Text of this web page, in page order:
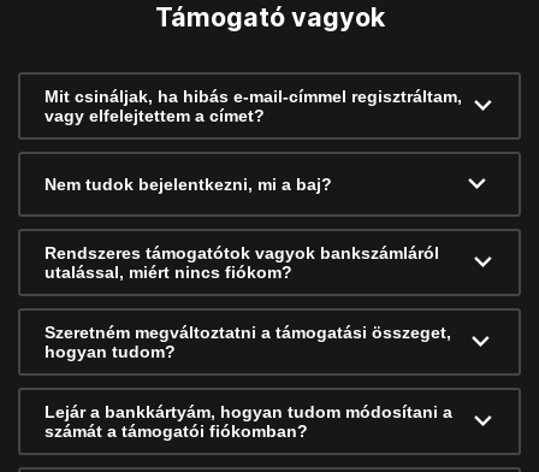
Támogató vagyok
Mit csináljak, ha hibás e-mail-címmel regisztráltam,
vagy elfelejtettem a címet?
Nem tudok bejelentkezni, mi a baj?
Rendszeres támogatótok vagyok bankszámláról
utalással, miért nincs fiókom?
Szeretném megváltoztatni a támogatási összeget,
hogyan tudom?
Lejár a bankkártyám, hogyan tudom módosítani a
számát a támogatói fiókomban?